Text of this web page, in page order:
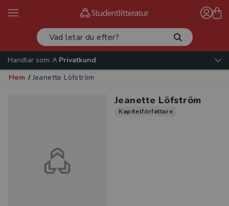
Handlar som:
Privatkund
Hem / Jeanette Löfström
Jeanette Löfström
Kapitelförfattare